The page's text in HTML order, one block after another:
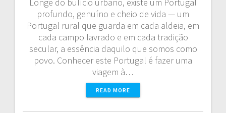
profundo, genuíno e cheio de vida — um
Portugal rural que guarda em cada aldeia, em
cada campo lavrado e em cada tradição
secular, a essência daquilo que somos como
povo. Conhecer este Portugal é fazer uma
viagem à…
READ MORE